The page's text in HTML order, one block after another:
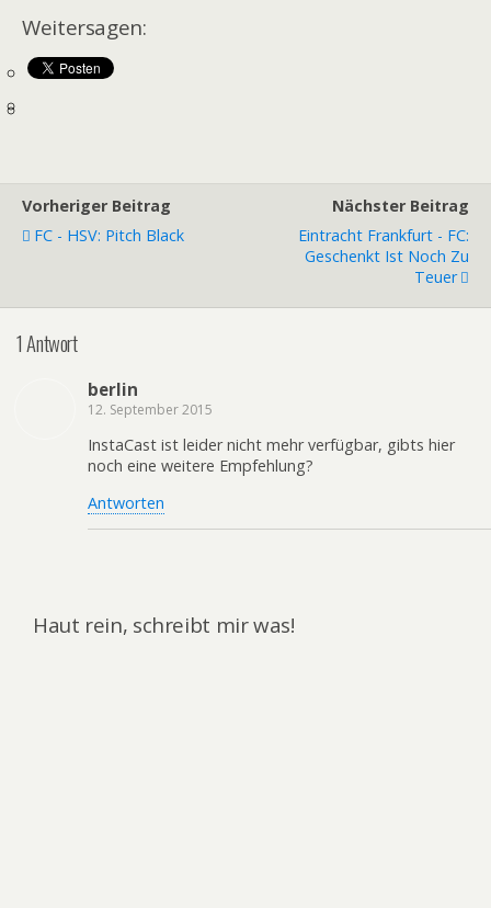
Weitersagen:
Vorheriger Beitrag
FC - HSV: Pitch Black
Nächster Beitrag
Eintracht Frankfurt - FC:
Geschenkt Ist Noch Zu
Teuer
1 Antwort
berlin
12. September 2015
InstaCast ist leider nicht mehr verfügbar, gibts hier
noch eine weitere Empfehlung?
Antworten
Haut rein, schreibt mir was!